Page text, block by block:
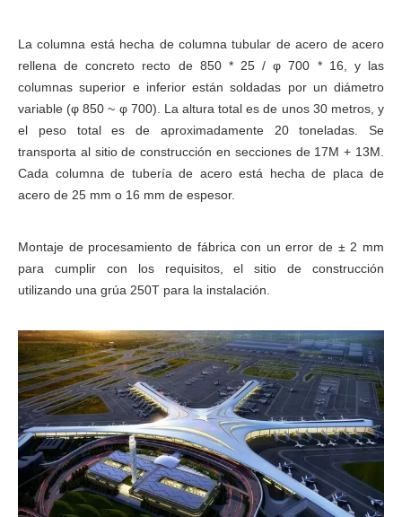
La columna está hecha de columna tubular de acero de acero
rellena de concreto recto de 850 * 25 / φ 700 * 16, y las
columnas superior e inferior están soldadas por un diámetro
variable (φ 850 ~ φ 700). La altura total es de unos 30 metros, y
el peso total es de aproximadamente 20 toneladas. Se
transporta al sitio de construcción en secciones de 17M + 13M.
Cada columna de tubería de acero está hecha de placa de
acero de 25 mm o 16 mm de espesor.
Montaje de procesamiento de fábrica con un error de ± 2 mm
para cumplir con los requisitos, el sitio de construcción
utilizando una grúa 250T para la instalación.